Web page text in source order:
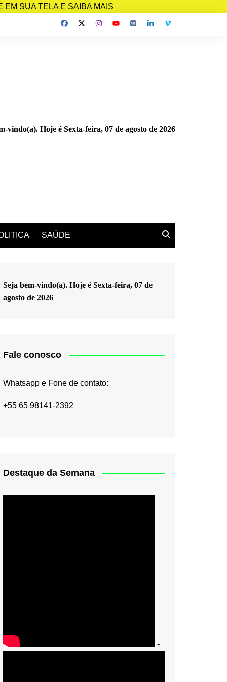
SUA TELA E SAIBA MAIS
vindo(a). Hoje é Sexta-feira, 07 de agosto de 2026
SAÚDE
Seja bem-vindo(a). Hoje é Sexta-feira, 07 de
agosto de 2026
Fale conosco
Whatsapp e Fone de contato:
+55 65 98141-2392
Destaque da Semana
-